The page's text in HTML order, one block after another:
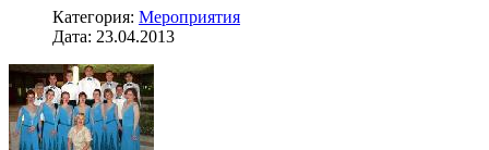
Категория: Мероприятия
Дата: 23.04.2013